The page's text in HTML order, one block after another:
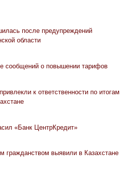
после предупреждений
области
сообщений о повышении тарифов
к ответственности по итогам
«Банк ЦентрКредит»
гражданством выявили в Казахстане